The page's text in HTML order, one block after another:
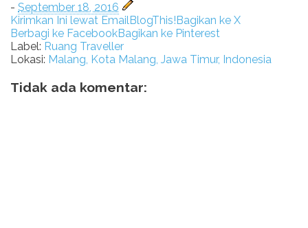
- September 18, 2016
Kirimkan Ini lewat EmailBlogThis!Bagikan ke X
Berbagi ke FacebookBagikan ke Pinterest
Label: Ruang Traveller
Lokasi: Malang, Kota Malang, Jawa Timur, Indonesia
Tidak ada komentar: